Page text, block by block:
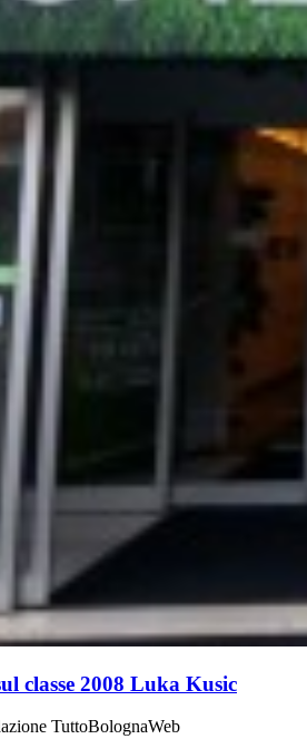
classe 2008 Luka Kusic
TuttoBolognaWeb